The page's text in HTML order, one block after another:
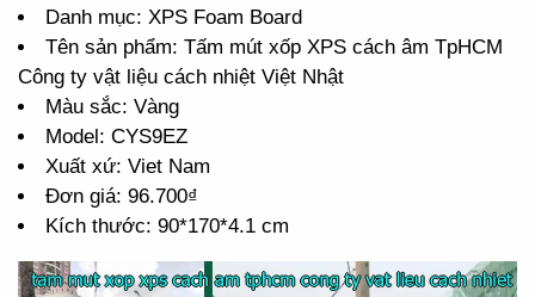
Danh mục: XPS Foam Board
Tên sản phẩm: Tấm mút xốp XPS cách âm TpHCM
Công ty vật liệu cách nhiệt Việt Nhật
Màu sắc: Vàng
Model: CYS9EZ
Xuất xứ: Viet Nam
Đơn giá: 96.700₫
Kích thước: 90*170*4.1 cm